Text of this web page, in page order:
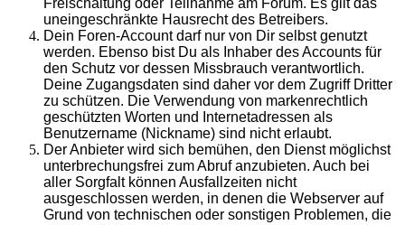
uneingeschränkte Hausrecht des Betreibers.
Dein Foren-Account darf nur von Dir selbst genutzt
werden. Ebenso bist Du als Inhaber des Accounts für
den Schutz vor dessen Missbrauch verantwortlich.
Deine Zugangsdaten sind daher vor dem Zugriff Dritter
zu schützen. Die Verwendung von markenrechtlich
geschützten Worten und Internetadressen als
Benutzername (Nickname) sind nicht erlaubt.
Der Anbieter wird sich bemühen, den Dienst möglichst
unterbrechungsfrei zum Abruf anzubieten. Auch bei
aller Sorgfalt können Ausfallzeiten nicht
ausgeschlossen werden, in denen die Webserver auf
Grund von technischen oder sonstigen Problemen, die